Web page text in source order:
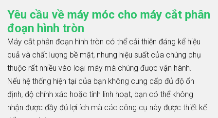
Yêu cầu về máy móc cho máy cắt phân
đoạn hình tròn
Máy cắt phân đoạn hình tròn có thể cải thiện đáng kể hiệu
quả và chất lượng bề mặt, nhưng hiệu suất của chúng phụ
thuộc rất nhiều vào loại máy mà chúng được vận hành.
Nếu hệ thống hiện tại của bạn không cung cấp đủ độ ổn
định, độ chính xác hoặc tính linh hoạt, bạn có thể không
nhận được đầy đủ lợi ích mà các công cụ này được thiết kế